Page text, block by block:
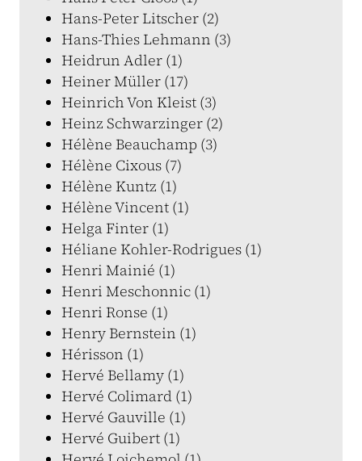
Hans-Peter Litscher (2)
Hans-Thies Lehmann (3)
Heidrun Adler (1)
Heiner Müller (17)
Heinrich Von Kleist (3)
Heinz Schwarzinger (2)
Hélène Beauchamp (3)
Hélène Cixous (7)
Hélène Kuntz (1)
Hélène Vincent (1)
Helga Finter (1)
Héliane Kohler-Rodrigues (1)
Henri Mainié (1)
Henri Meschonnic (1)
Henri Ronse (1)
Henry Bernstein (1)
Hérisson (1)
Hervé Bellamy (1)
Hervé Colimard (1)
Hervé Gauville (1)
Hervé Guibert (1)